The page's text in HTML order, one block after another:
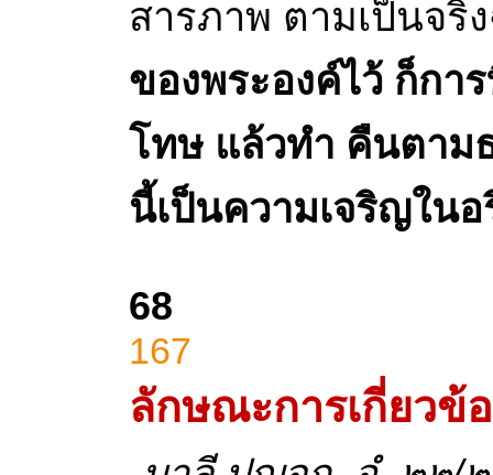
สารภาพ ตามเป็นจ
ของพระองค์ไว้ ก็กา
โทษ แล้วทำ คืนตาม
นี้เป็นความเจริญใน
68
167
ลักษณะการเกี่ยวข้